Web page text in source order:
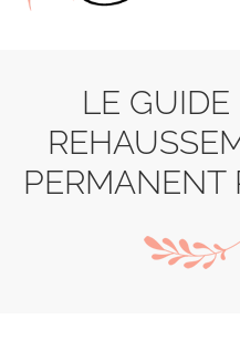
LE
PERMANENT